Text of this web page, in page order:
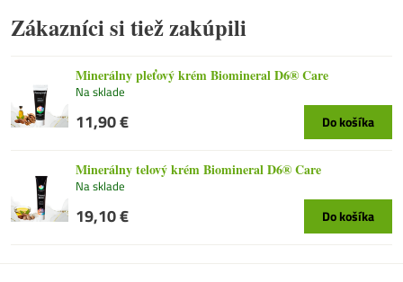
Zákazníci si tiež zakúpili
Minerálny pleťový krém Biomineral D6® Care
Na sklade
11,90 € Do košíka
Minerálny telový krém Biomineral D6® Care
Na sklade
19,10 € Do košíka